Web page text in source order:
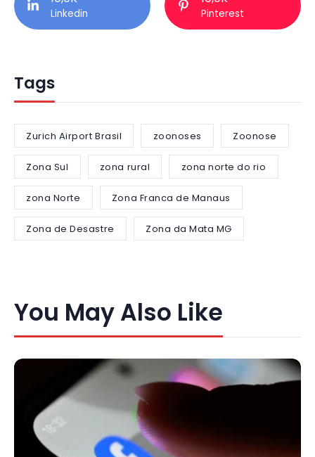
Linkedin Pinterest
Tags
Zurich Airport Brasil zoonoses Zoonose
Zona Sul zona rural zona norte do rio
zona Norte Zona Franca de Manaus
Zona de Desastre Zona da Mata MG
You May Also Like